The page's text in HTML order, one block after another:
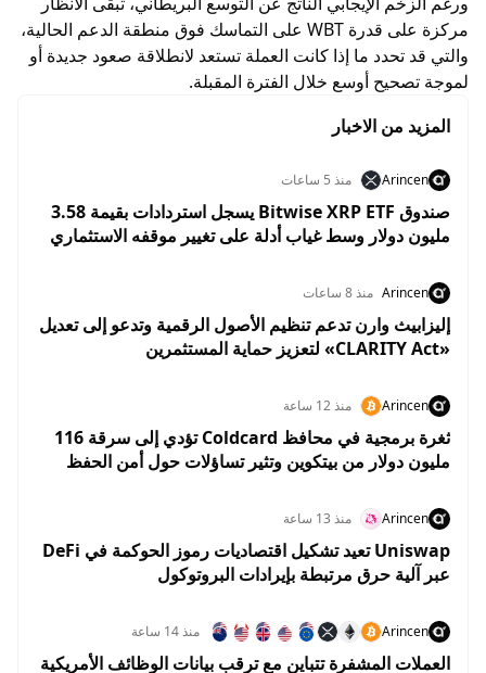
مركزة على قدرة WBT على التماسك فوق منطقة الدعم الحالية،
والتي قد تحدد ما إذا كانت العملة تستعد لانطلاقة صعود جديدة أو
لموجة تصحيح أوسع خلال الفترة المقبلة.
المزيد من الاخبار
Arincen منذ 5 ساعات
صندوق Bitwise XRP ETF يسجل استردادات بقيمة 3.58
مليون دولار وسط غياب أدلة على تغيير موقفه الاستثماري
Arincen منذ 8 ساعات
إليزابيث وارن تدعم تنظيم الأصول الرقمية وتدعو إلى تعديل
«CLARITY Act» لتعزيز حماية المستثمرين
Arincen منذ 12 ساعة
ثغرة برمجية في محافظ Coldcard تؤدي إلى سرقة 116
مليون دولار من بيتكوين وتثير تساؤلات حول أمن الحفظ
Arincen منذ 13 ساعة
Uniswap تعيد تشكيل اقتصاديات رموز الحوكمة في DeFi
عبر آلية حرق مرتبطة بإيرادات البروتوكول
Arincen منذ 14 ساعة
العملات المشفرة تتباين مع ترقب بيانات الوظائف الأمريكية